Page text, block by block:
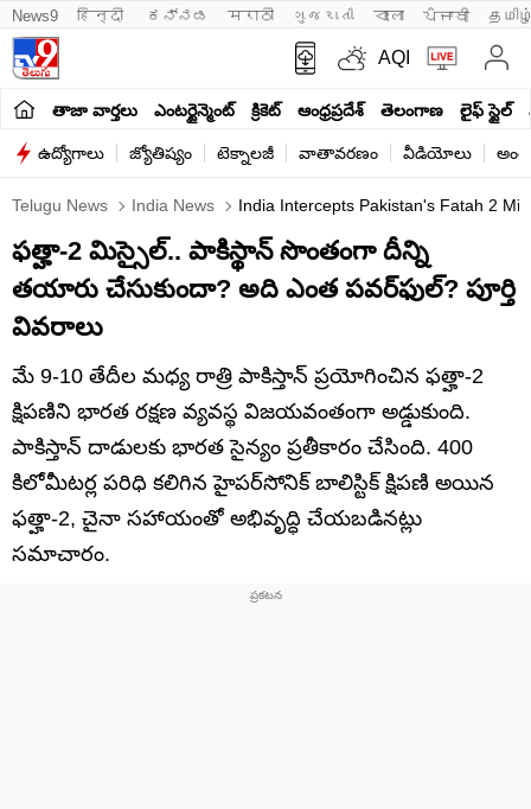
News9 हिन्दी ಕನ್ನಡ मराठी ગુજરાતી বাংলা ਪੰਜਾਬੀ
AQI
తాజా వార్తలు ఎంటర్టైన్మెంట్ క్రికెట్ ఆంధ్రప్రదేశ్ తెలంగాణ లైఫ్ స్టైల్
ఉద్యోగాలు జ్యోతిష్యం టెక్నాలజీ వాతావరణం వీడియోలు
Telugu News India News India Intercepts Pakistan's Fatah 2
ఫత్హా-2 మిస్సైల్‌.. పాకిస్థాన్‌ సొంతంగా దీన్ని
తయారు చేసుకుందా? అది ఎంత పవర్‌ఫుల్‌? పూర్తి
వివరాలు
మే 9-10 తేదీల మధ్య రాత్రి పాకిస్తాన్ ప్రయోగించిన ఫత్హా-2
క్షిపణిని భారత రక్షణ వ్యవస్థ విజయవంతంగా అడ్డుకుంది.
పాకిస్తాన్ దాడులకు భారత సైన్యం ప్రతీకారం చేసింది. 400
కిలోమీటర్ల పరిధి కలిగిన హైపర్‌సోనిక్ బాలిస్టిక్ క్షిపణి అయిన
ఫత్హా-2, చైనా సహాయంతో అభివృద్ధి చేయబడినట్లు
సమాచారం.